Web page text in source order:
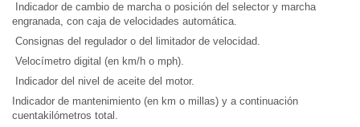
Indicador de cambio de marcha o posición del selector y marcha
engranada, con caja de velocidades automática.
Consignas del regulador o del limitador de velocidad.
Velocímetro digital (en km/h o mph).
Indicador del nivel de aceite del motor.
Indicador de mantenimiento (en km o millas) y a continuación
cuentakilómetros total.